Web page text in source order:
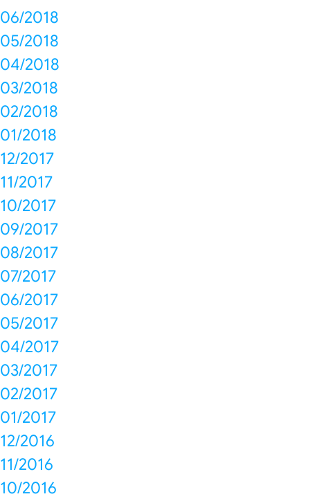
06/2018
05/2018
04/2018
03/2018
02/2018
01/2018
12/2017
11/2017
10/2017
09/2017
08/2017
07/2017
06/2017
05/2017
04/2017
03/2017
02/2017
01/2017
12/2016
11/2016
10/2016